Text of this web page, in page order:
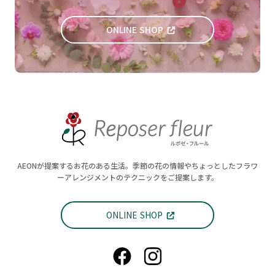
ONLINE SHOP
AEONが提案するお花のある生活。季節の花の情報やちょっとしたフラワ
ーアレンジメントのテクニックをご提案します。
ONLINE SHOP